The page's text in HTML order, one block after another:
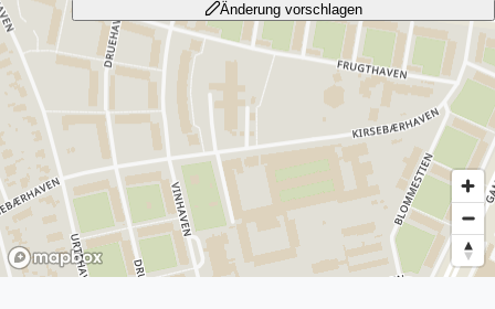
Änderung vorschlagen